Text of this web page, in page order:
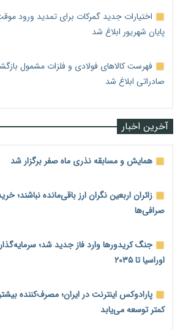
اختیارات جدید گمرکات برای تمدید ورود
پایان شهریور ابلاغ شد
صادراتی ابلاغ شد
آخرین اخبار
همایش و مسابقه نذری ماه صفر برگزار شد
زائران اربعین نگران ارز باقی‌مانده نباشند؛
صرافی‌ها
اوراسیا تا ۲۰۳۵
پارادوکس اینترنت در ایران؛ مصرف‌کننده
کمتر توسعه می‌یابد